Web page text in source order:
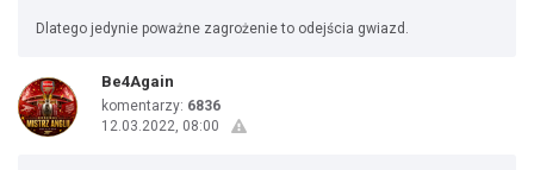
Dlatego jedynie poważne zagrożenie to odejścia gwiazd.
Be4Again
komentarzy: 6836
12.03.2022, 08:00